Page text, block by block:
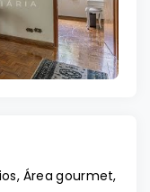
Área gourmet,